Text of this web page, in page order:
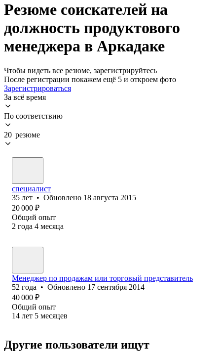
Резюме соискателей на
должность продуктового
менеджера в Аркадаке
Чтобы видеть все резюме, зарегистрируйтесь
После регистрации покажем ещё 5 и откроем фото
Зарегистрироваться
За всё время
По соответствию
20 резюме
специалист
35 лет • Обновлено 18 августа 2015
20 000 ₽
Общий опыт
2 года 4 месяца
Менеджер по продажам или торговый представитель
52 года • Обновлено 17 сентября 2014
40 000 ₽
Общий опыт
14 лет 5 месяцев
Другие пользователи ищут